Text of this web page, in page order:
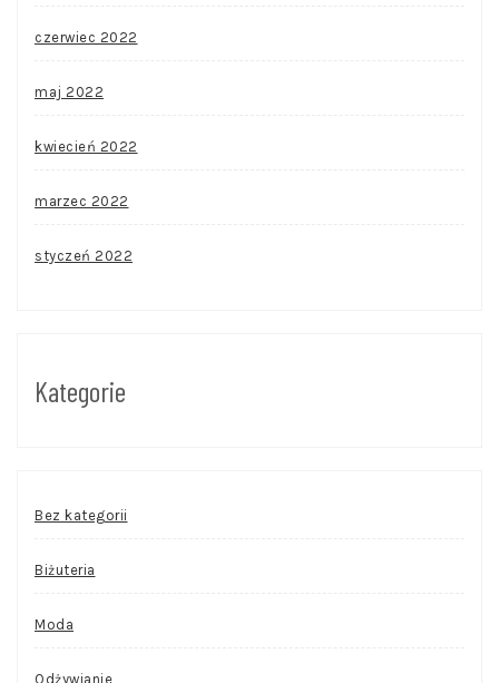
czerwiec 2022
maj 2022
kwiecień 2022
marzec 2022
styczeń 2022
Kategorie
Bez kategorii
Biżuteria
Moda
Odżywianie